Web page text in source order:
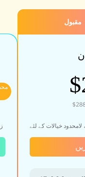
مقبول
لامحدود خیالات کے لئے